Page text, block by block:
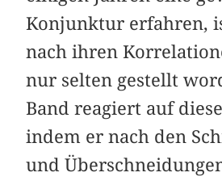
Konjunktur erfahren,
nach ihren
nur selten gestellt
Band reagiert auf
indem er nach den
und